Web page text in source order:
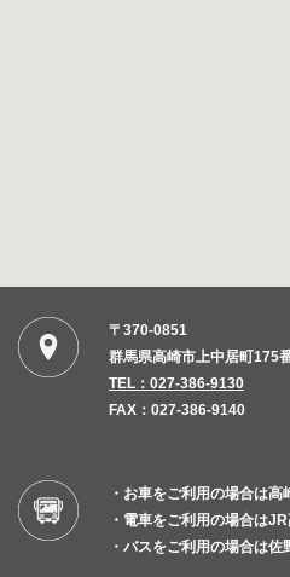
〒370-0851
群馬県高崎市上中居町175
TEL：027-386-9130
FAX：027-386-9140
・お車をご利用の場合は
・電車をご利用の場合は
・バスをご利用の場合は